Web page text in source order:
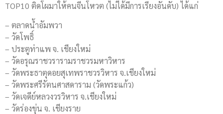
TOP10 ติดโผมาให้คนจีนโหวต (ไม่ได้มีการเรียงอันดับ) ได้แก่
– ตลาดน้ำอัมพวา
– วัดโพธิ์
– ประตูท่าแพ จ. เชียงใหม่
– วัดอรุณราชวรารามราชวรมหาวิหาร
– วัดพระธาตุดอยสุเทพราชวรวิหาร จ.เชียงใหม่
– วัดพระศรีรัตนศาสดาราม (วัดพระแก้ว)
– วัดเจดีย์หลวงวรวิหาร จ.เชียงใหม่
– วัดร่องขุ่น จ. เชียงราย